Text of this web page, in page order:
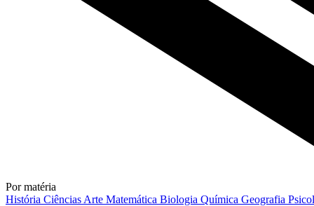
Por matéria
História Ciências Arte Matemática Biologia Química Geografia